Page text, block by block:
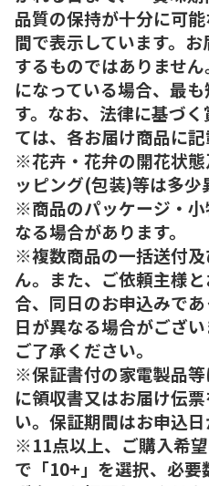
品質の保持が十分に可
間で表示しています。
するものではありませ
になっている場合、最
す。なお、法律に基づ
ては、各お届け商品に記
※花卉・花弁の開花状
ッピング(包装)等は多少
※商品のパッケージ・
なる場合があります。
※複数商品の一括送付
ん。また、ご依頼主様
合、同日のお申込みで
日が異なる場合がござ
ご了承ください。
※保証書付の家電製品
に領収書又はお届け伝
い。保証期間はお申込日
※11点以上、ご購入希
で「10+」を選択、必要